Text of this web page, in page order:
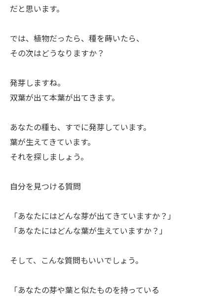
だと思います。
ㅤでは、植物だったら、種を蒔いたら、
その次はどうなりますか？
ㅤ発芽しますね。
双葉が出て本葉が出てきます。
ㅤあなたの種も、すでに発芽しています。
葉が生えてきています。
それを探しましょう。
ㅤ自分を見つける質問
「あなたにはどんな芽が出てきていますか？」
「あなたにはどんな葉が生えていますか？」
ㅤそして、こんな質問もいいでしょう。
「あなたの芽や葉と似たものを持っている